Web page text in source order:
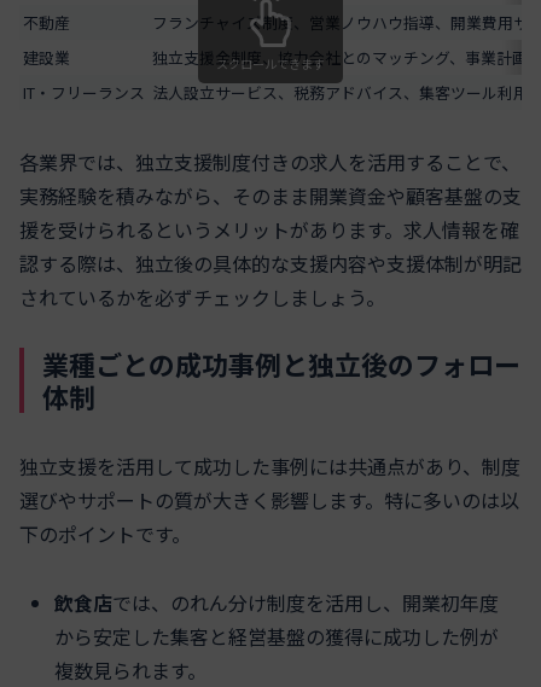
不動産
フランチャイズ制度、営業ノウハウ指導、開業費用サ
建設業
独立支援金制度、協力会社とのマッチング、事業計画
IT・フリーランス 法人設立サービス、税務アドバイス、集客ツール利用
スクロールできます
各業界では、独立支援制度付きの求人を活用することで、
実務経験を積みながら、そのまま開業資金や顧客基盤の支
援を受けられるというメリットがあります。求人情報を確
認する際は、独立後の具体的な支援内容や支援体制が明記
されているかを必ずチェックしましょう。
業種ごとの成功事例と独立後のフォロー
体制
独立支援を活用して成功した事例には共通点があり、制度
選びやサポートの質が大きく影響します。特に多いのは以
下のポイントです。
飲食店では、のれん分け制度を活用し、開業初年度
から安定した集客と経営基盤の獲得に成功した例が
複数見られます。